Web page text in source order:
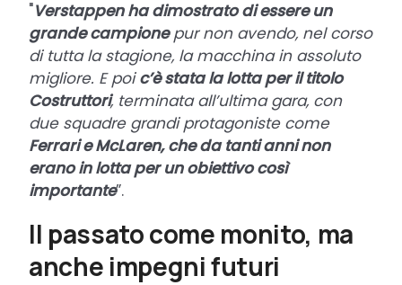
"Verstappen ha dimostrato di essere un
grande campionepur non avendo, nel corso
di tutta la stagione, la macchina in assoluto
migliore. E poic’è stata la lotta per il titolo
Costruttori, terminata all’ultima gara, con
due squadre grandi protagoniste come
Ferrari e McLaren, che da tanti anni non
erano in lotta per un obiettivo così
importante”.
Il passato come monito, ma
anche impegni futuri